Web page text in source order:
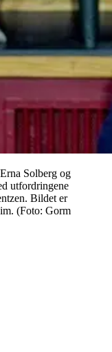
Solberg og
utfordringene
Bildet er
(Foto: Gorm